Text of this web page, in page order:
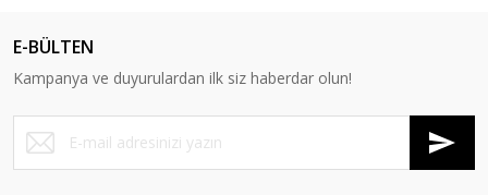
E-BÜLTEN
Kampanya ve duyurulardan ilk siz haberdar olun!